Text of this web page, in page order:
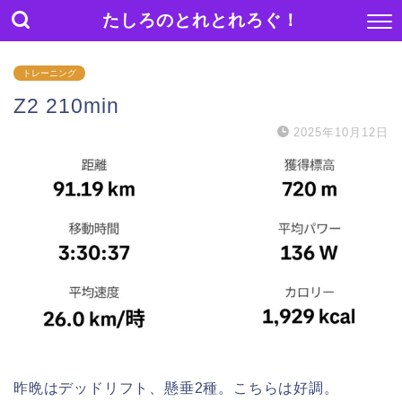
たしろのとれとれろぐ！
トレーニング
Z2 210min
2025年10月12日
昨晩はデッドリフト、懸垂2種。こちらは好調。